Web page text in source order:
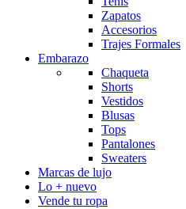
Zapatos
Accesorios
Trajes Formales
Embarazo
Chaqueta
Shorts
Vestidos
Blusas
Tops
Pantalones
Sweaters
Marcas de lujo
Lo + nuevo
Vende tu ropa